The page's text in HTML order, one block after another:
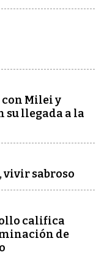
con Milei y
su llegada a la
vivir sabroso
califica
de